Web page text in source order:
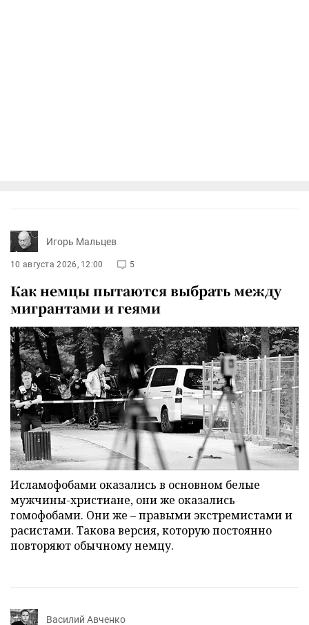
Игорь Мальцев
10 августа 2026, 12:00 5
Как немцы пытаются выбрать между
мигрантами и геями
Исламофобами оказались в основном белые
мужчины-христиане, они же оказались
гомофобами. Они же – правыми экстремистами и
расистами. Такова версия, которую постоянно
повторяют обычному немцу.
Василий Авченко